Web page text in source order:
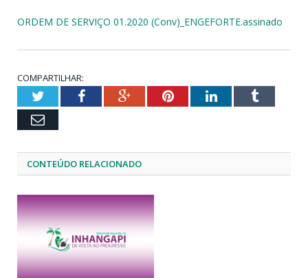
ORDEM DE SERVIÇO 01.2020 (Conv)_ENGEFORTE.assinado
COMPARTILHAR:
TwitterFacebookGoogle+PinterestLinkedInTumblr
Email
CONTEÚDO RELACIONADO